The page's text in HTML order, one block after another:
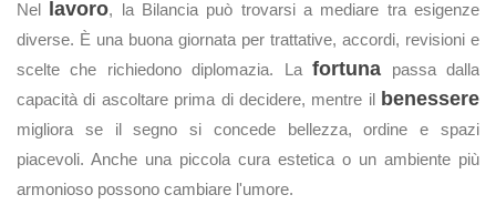
Nel
lavoro, la Bilancia può trovarsi a mediare tra esigenze
diverse. È una buona giornata per trattative, accordi, revisioni e
scelte che richiedono diplomazia. Lafortuna passa dalla
capacità di ascoltare prima di decidere, mentre il benessere
migliora se il segno si concede bellezza, ordine e spazi
piacevoli. Anche una piccola cura estetica o un ambiente più
armonioso possono cambiare l'umore.